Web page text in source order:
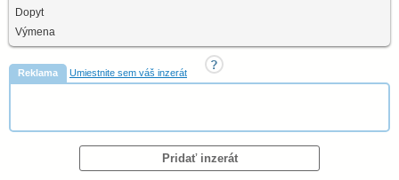
Dopyt
Výmena
Reklama Umiestnite sem váš inzerát
Pridať inzerát